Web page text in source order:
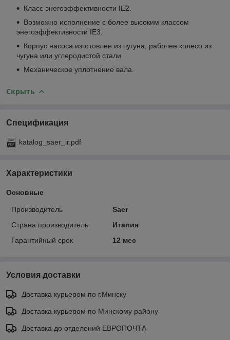
Класс энегоэффективности IE2.
Возможно исполнение с более высоким классом
энегоэффективности IE3.
Корпус насоса изготовлен из чугуна, рабочее колесо из
чугуна или углеродистой стали.
Механическое уплотнение вала.
Скрыть
Спецификация
katalog_saer_ir.pdf
Характеристики
Основные
Производитель
Saer
Страна производитель
Италия
Гарантийный срок
12 мес
Условия доставки
Доставка курьером по г.Минску
Доставка курьером по Минскому району
Доставка до отделений ЕВРОПОЧТА